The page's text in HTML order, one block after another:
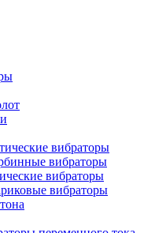
вибраторы
вибраторы
вибраторы
вибраторы